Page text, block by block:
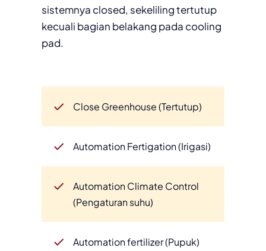
sistemnya closed, sekeliling tertutup
kecuali bagian belakang pada cooling
pad.
Close Greenhouse (Tertutup)
Automation Fertigation (Irigasi)
Automation Climate Control
(Pengaturan suhu)
Automation fertilizer (Pupuk)